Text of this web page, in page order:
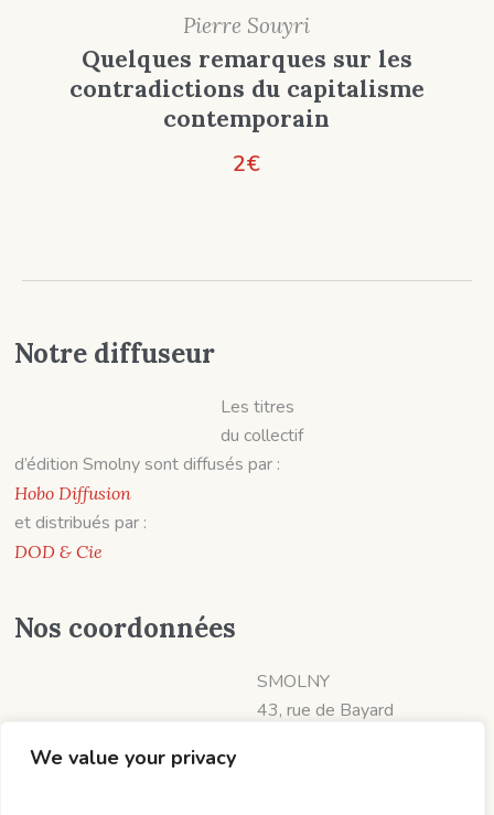
We value your privacy
Pierre Souyri
Quelques remarques sur les
contradictions du capitalisme
contemporain
2€
Notre diffuseur
Les titres
du collectif
d’édition Smolny sont diffusés par :
Hobo Diffusion
et distribués par :
DOD & Cie
Nos coordonnées
SMOLNY
43, rue de Bayard
📱 07 60 19 06 57